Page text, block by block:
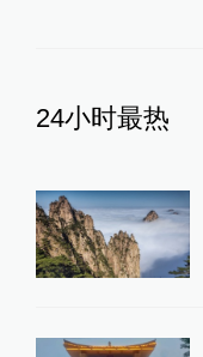
24小时最热